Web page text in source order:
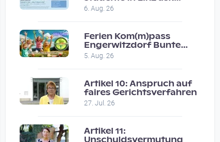
Eure Show war super :-)…
Vor 1 month 2 weeks
people on road for
recommendations
6. Aug. 26
Ferien Kom(m)pass
Engerwitzdorf Bunte
Hundestunde
5. Aug. 26
Artikel 10: Anspruch auf
faires Gerichtsverfahren
27. Jul. 26
Artikel 11:
Unschuldsvermutung